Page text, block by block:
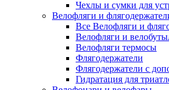
Чехлы и сумки для
Велофляги и
Все Велофляги и
Велофляги и
Велофляги термосы
Флягодержатели
Флягодержатели с
Гидратация для